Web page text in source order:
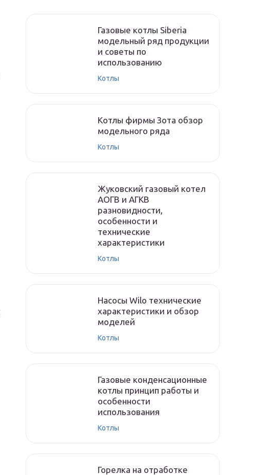
Газовые котлы Siberia
модельный ряд продукции
и советы по
использованию
Котлы
Котлы фирмы Зота обзор
модельного ряда
Котлы
Жуковский газовый котел
АОГВ и АГКВ
разновидности,
особенности и
технические
характеристики
Котлы
Насосы Wilo технические
характеристики и обзор
моделей
Котлы
Газовые конденсационные
котлы принцип работы и
особенности
использования
Котлы
Горелка на отработке